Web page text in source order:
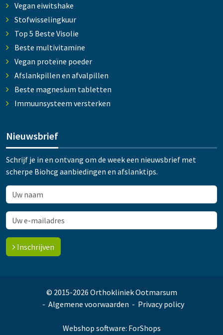
Vegan eiwitshake
Stofwisselingkuur
Top 5 Beste Visolie
Beste multivitamine
Vegan proteïne poeder
Afslankpillen en afvalpillen
Beste magnesium tabletten
Immuunsysteem versterken
Nieuwsbrief
Schrijf je in en ontvang om de week een nieuwsbrief met
scherpe Biohcg aanbiedingen en afslanktips.
Inschrijven
© 2015-2026 Orthokliniek Ootmarsum
Algemene voorwaarden
Privacy policy
Webshop software: ForShops